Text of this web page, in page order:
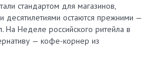
стандартом для магазинов,
остаются прежними —
На Неделе российского ритейла в
— кофе-корнер из